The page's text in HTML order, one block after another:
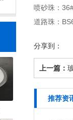
喷砂珠：
道路珠：
分享到：
上一篇：
推荐资